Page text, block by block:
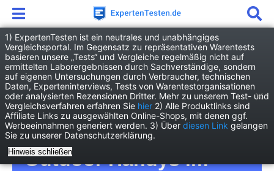
Elektronik
Handy & Kommunikation
Outdoor Handy
Outdoor Handy Test
2026 • Die 2 besten
Outdoor Handys im
1) ExpertenTesten ist ein neutrales und unabhängiges
Vergleichsportal. Im Gegensatz zu repräsentativen Warentests
basieren unsere „Tests“ und Vergleiche regelmäßig nicht auf
ermittelten Laborergebnissen durch Sachverständige, sondern
auf eigenen Untersuchungen durch Verbraucher, technischen
Daten, Experteninterviews, Tests von Warentestorganisationen
oder analysierten Rezensionen Dritter. Mehr zu unserem Test- und
Vergleichsverfahren erfahren Sie hier 2) Alle Produktlinks sind
Affiliate Links zu ausgewählten Online-Shops, mit denen ggf.
Werbeeinnahmen generiert werden. 3) Über diesen Link gelangen
Sie zu unserer Datenschutzerklärung.
Hinweis schließen